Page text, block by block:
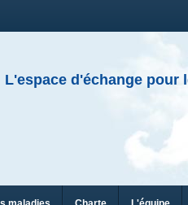
L'espace d'échange pour